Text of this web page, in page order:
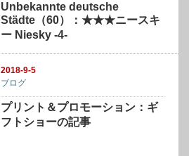
Unbekannte deutsche
Städte（60）：★★★ニースキ
ー Niesky -4-
2018-9-5
ブログ
プリント＆プロモーション：ギ
フトショーの記事